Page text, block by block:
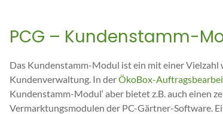
PCG – Kundenstamm-
Das Kundenstamm-Modul ist ein mit einer
Kundenverwaltung. In derÖkoBox-
Kundenstamm-Modul‘ aber bietet z.B. auch einen
Vermarktungsmodulen der PC-Gärtner-Software.